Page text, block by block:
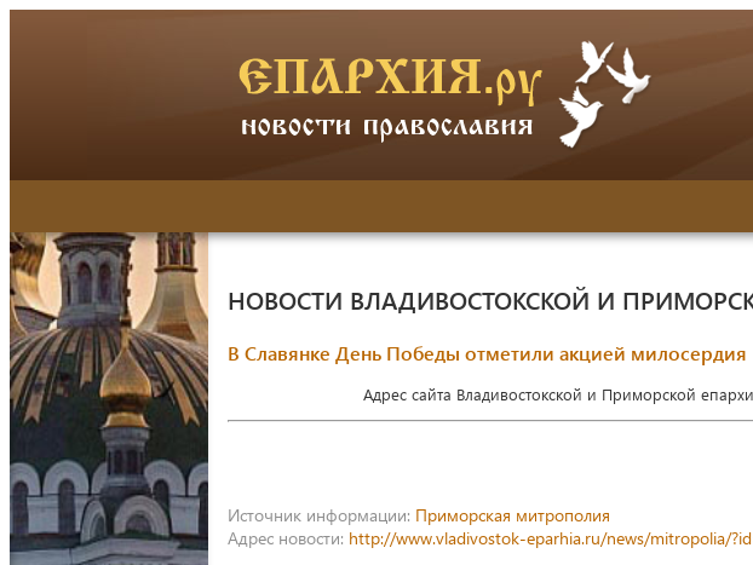
НОВОСТИ ВЛАДИВОСТОКСКОЙ И
В Славянке День Победы отметили акцией милосердия
Адрес сайта Владивостокской и Приморской
Источник информации: Приморская митрополия
Адрес новости: http://www.vladivostok-eparhia.ru/news/mitropolia/